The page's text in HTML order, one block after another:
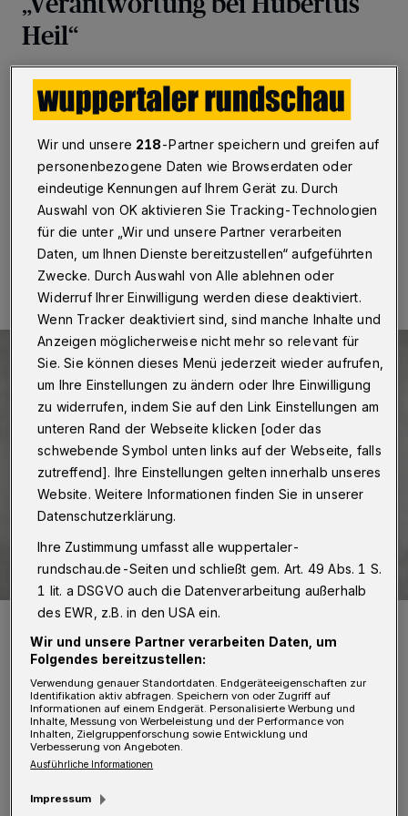
Heil“
Wuppertal / Berlin·Der Wuppertaler FDP-
Bundestagsabgeordnete Manfred Todtenhausen
kritisiert, dass in der Diskussion um die geplanten
Kürzungen im Sozialbereich „Finanzminister Christian
Lindner immer wieder fälschlicherweise die
Verantwortung zugeschoben“ werde.
24.10.2024 , 08:00 Uhr Eine Minute Lesezeit
Manfred Todtenhausen (FDP).
Foto: Deutscher Bundestag / Stella von Saldern
„Es ist nicht die Aufgabe des Finanzministers,
Ministerien zu bestimmen. Es gilt das
Wir und unsere 218-Partner speichern und greifen auf
personenbezogene Daten wie Browserdaten oder
eindeutige Kennungen auf Ihrem Gerät zu. Durch
Auswahl von OK aktivieren Sie Tracking-Technologien
für die unter „Wir und unsere Partner verarbeiten
Daten, um Ihnen Dienste bereitzustellen“ aufgeführten
Zwecke. Durch Auswahl von Alle ablehnen oder
Widerruf Ihrer Einwilligung werden diese deaktiviert.
Wenn Tracker deaktiviert sind, sind manche Inhalte und
Anzeigen möglicherweise nicht mehr so relevant für
Sie. Sie können dieses Menü jederzeit wieder aufrufen,
um Ihre Einstellungen zu ändern oder Ihre Einwilligung
zu widerrufen, indem Sie auf den Link Einstellungen am
unteren Rand der Webseite klicken [oder das
schwebende Symbol unten links auf der Webseite, falls
zutreffend]. Ihre Einstellungen gelten innerhalb unseres
Website. Weitere Informationen finden Sie in unserer
Datenschutzerklärung.
Ihre Zustimmung umfasst alle wuppertaler-
rundschau.de-Seiten und schließt gem. Art. 49 Abs. 1 S.
1 lit. a DSGVO auch die Datenverarbeitung außerhalb
des EWR, z.B. in den USA ein.
Wir und unsere Partner verarbeiten Daten, um
Folgendes bereitzustellen:
Verwendung genauer Standortdaten. Endgeräteeigenschaften zur
Identifikation aktiv abfragen. Speichern von oder Zugriff auf
Informationen auf einem Endgerät. Personalisierte Werbung und
Inhalte, Messung von Werbeleistung und der Performance von
Inhalten, Zielgruppenforschung sowie Entwicklung und
Verbesserung von Angeboten.
Ausführliche Informationen
Impressum